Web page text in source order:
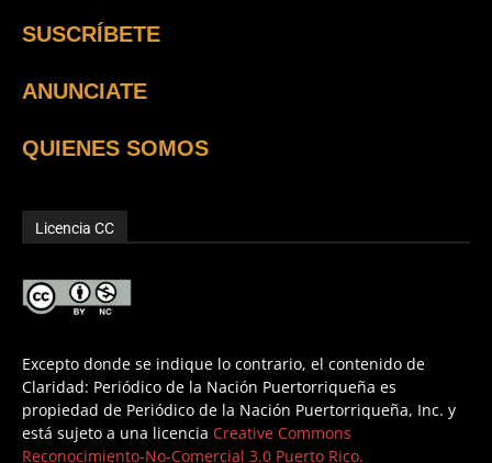
SUSCRÍBETE
ANUNCIATE
QUIENES SOMOS
Licencia CC
Excepto donde se indique lo contrario, el contenido de
Claridad: Periódico de la Nación Puertorriqueña es
propiedad de Periódico de la Nación Puertorriqueña, Inc. y
está sujeto a una licencia Creative Commons
Reconocimiento-No-Comercial 3.0 Puerto Rico.